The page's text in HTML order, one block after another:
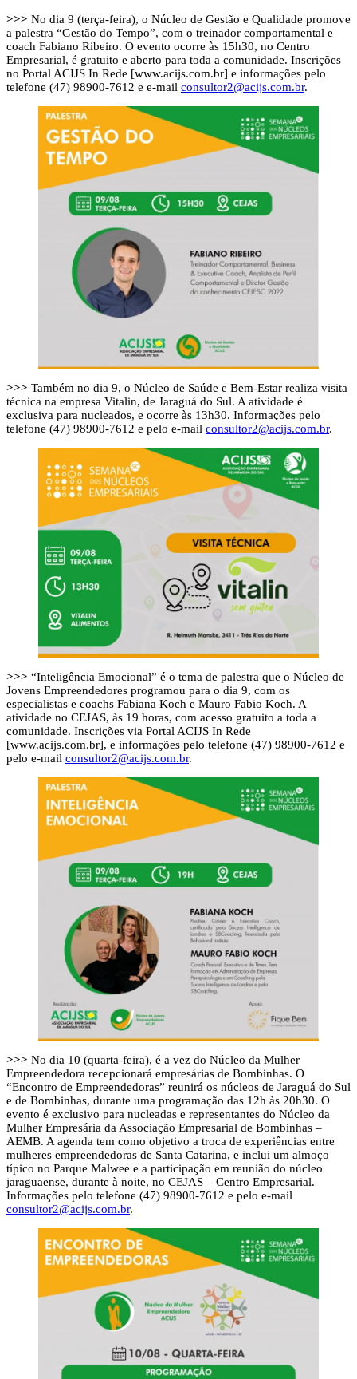
>>> No dia 9 (terça-feira), o Núcleo de Gestão e Qualidade promove
a palestra “Gestão do Tempo”, com o treinador comportamental e
coach Fabiano Ribeiro. O evento ocorre às 15h30, no Centro
Empresarial, é gratuito e aberto para toda a comunidade. Inscrições
no Portal ACIJS In Rede [www.acijs.com.br] e informações pelo
telefone (47) 98900-7612 e e-mail consultor2@acijs.com.br.
>>> Também no dia 9, o Núcleo de Saúde e Bem-Estar realiza visita
técnica na empresa Vitalin, de Jaraguá do Sul. A atividade é
exclusiva para nucleados, e ocorre às 13h30. Informações pelo
telefone (47) 98900-7612 e pelo e-mail consultor2@acijs.com.br.
>>> “Inteligência Emocional” é o tema de palestra que o Núcleo de
Jovens Empreendedores programou para o dia 9, com os
especialistas e coachs Fabiana Koch e Mauro Fabio Koch. A
atividade no CEJAS, às 19 horas, com acesso gratuito a toda a
comunidade. Inscrições via Portal ACIJS In Rede
[www.acijs.com.br], e informações pelo telefone (47) 98900-7612 e
pelo e-mail consultor2@acijs.com.br.
>>> No dia 10 (quarta-feira), é a vez do Núcleo da Mulher
Empreendedora recepcionará empresárias de Bombinhas. O
“Encontro de Empreendedoras” reunirá os núcleos de Jaraguá do Sul
e de Bombinhas, durante uma programação das 12h às 20h30. O
evento é exclusivo para nucleadas e representantes do Núcleo da
Mulher Empresária da Associação Empresarial de Bombinhas –
AEMB. A agenda tem como objetivo a troca de experiências entre
mulheres empreendedoras de Santa Catarina, e inclui um almoço
típico no Parque Malwee e a participação em reunião do núcleo
jaraguaense, durante à noite, no CEJAS – Centro Empresarial.
Informações pelo telefone (47) 98900-7612 e pelo e-mail
consultor2@acijs.com.br.